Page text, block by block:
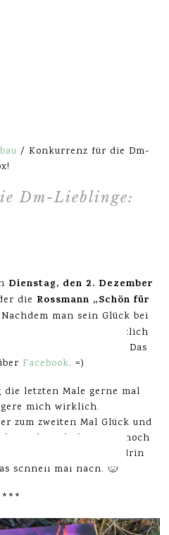
/ Konkurrenz für die Dm-
Dm-Lieblinge:
Dienstag, den 2. Dezember
die Rossmann „Schön für
man sein Glück bei
muss & hoffentlich
Beauty-Box für nur 5€. Das
Facebook. =)
letzten Male gerne mal
mich wirklich.
zum zweiten Mal Glück und
ich euch diese Box noch
sind so tolle Sachen drin
schnell mal nach. 🙂
***